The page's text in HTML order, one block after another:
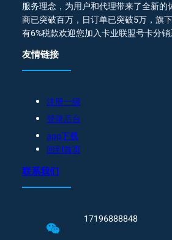
服务理念，为用户和代理带来了全新的
商已突破百万，日订单已突破5万，旗
有6%税款欢迎您加入卡业联盟号卡分销
友情链接
注册一级
登录后台
app下载
回到首页
联系我们
17196888848